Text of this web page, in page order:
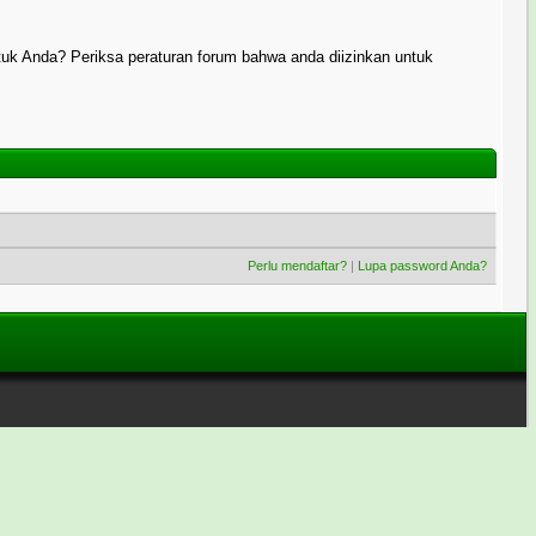
Anda? Periksa peraturan forum bahwa anda diizinkan untuk
Perlu mendaftar? | Lupa password Anda?